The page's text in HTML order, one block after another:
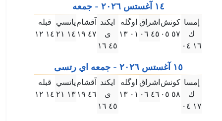
۱٤ آغستس ۲۰۲٦ - جمعه
إمسا
ك
۱٦ ۰٤
كونش
٥٧ ۰٥
اشراق
٤٥ ۰٦
اوگله
۰۱ ۱۳
ايكند
ى
٤٥ ۱٦
آقشام
٤٧ ۱٩
ياتسي
۱٤ ۲۱
قبله
۱٤ ۱۲
۱٥ آغستس ۲۰۲٦ - جمعه اي رتسى
إمسا
ك
۱٧ ۰٤
كونش
٥٨ ۰٥
اشراق
٤٦ ۰٦
اوگله
۰۱ ۱۳
ايكند
ى
٤٥ ۱٦
آقشام
٤٦ ۱٩
ياتسي
۱۳ ۲۱
قبله
۱٤ ۱۲